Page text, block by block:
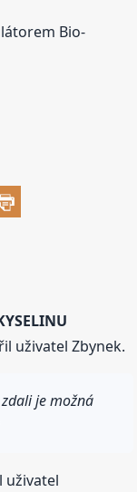
Bio-
uživatel Zbynek.
je možná
uživatel